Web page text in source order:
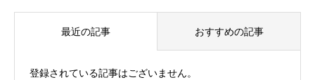
最近の記事 おすすめの記事
登録されている記事はございません。